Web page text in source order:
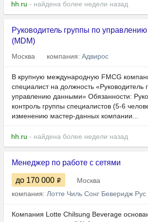
hh.ru - найдена более недели назад
Руководитель группы по
(MDM)
Москва компания: Адвирос
В крупную международную FMCG
специалист на должность «Руководитель
управлению данными» Обязанности:
контроль группы специалистов (5-6
изменению мастер-данных компании...
hh.ru - найдена более недели назад
Менеджер по работе с сетями
до 170 000
Москва
компания: Лотте Чиль Сонг Беверидж Рус
Компания Lotte Chilsung Beverage